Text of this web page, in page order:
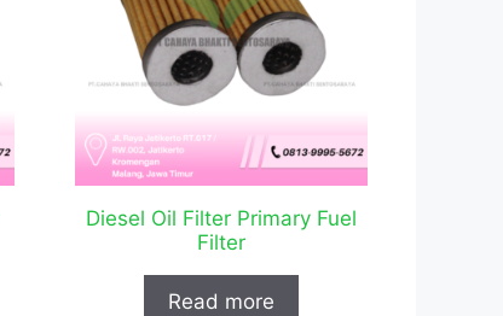
Diesel Oil Filter Primary Fuel
Filter
Read more